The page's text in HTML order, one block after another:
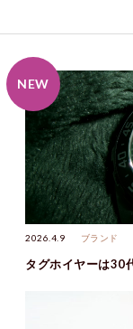
2026.4.9 ブランド
タグホイヤーは30